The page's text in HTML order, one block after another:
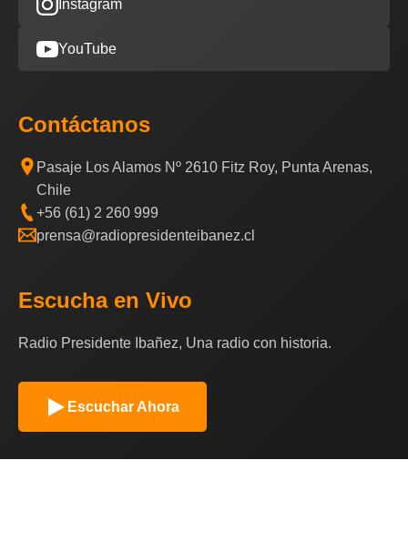
Instagram
YouTube
Contáctanos
Pasaje Los Alamos Nº 2610 Fitz Roy, Punta Arenas,
Chile
+56 (61) 2 260 999
prensa@radiopresidenteibanez.cl
Escucha en Vivo
Radio Presidente Ibañez, Una radio con historia.
Escuchar Ahora